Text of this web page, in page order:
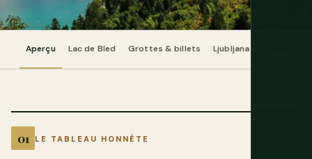
Aperçu Lac de Bled Grottes & billets Ljubljana
LE TABLEAU HONNÊTE